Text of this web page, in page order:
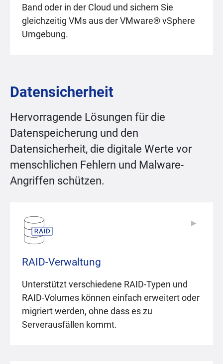
Band oder in der Cloud und sichern Sie
gleichzeitig VMs aus der VMware® vSphere
Umgebung.
Datensicherheit
Hervorragende Lösungen für die
Datenspeicherung und den
Datensicherheit, die digitale Werte vor
menschlichen Fehlern und Malware-
Angriffen schützen.
RAID-Verwaltung
Unterstützt verschiedene RAID-Typen und
RAID-Volumes können einfach erweitert oder
migriert werden, ohne dass es zu
Serverausfällen kommt.
▶